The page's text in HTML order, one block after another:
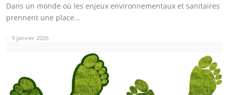
Dans un monde où les enjeux environnementaux et sanitaires
prennent une place…
9 janvier 2026